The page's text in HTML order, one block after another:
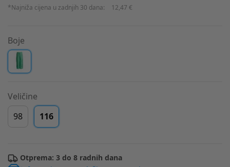
*Najniža cijena u zadnjih 30 dana: 12,47 €
Boje
Veličine
98
116
Otprema: 3 do 8 radnih dana